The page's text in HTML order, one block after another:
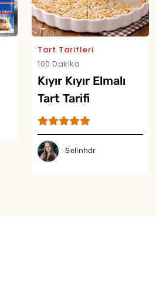
Tart Tarifleri
100 Dakika
Kıyır Kıyır Elmalı
Tart Tarifi
Selinhdr